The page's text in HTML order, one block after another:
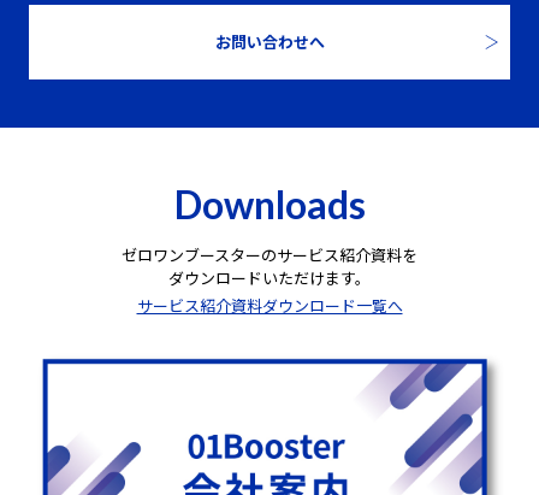
お問い合わせへ
Downloads
ゼロワンブースターのサービス紹介資料を
ダウンロードいただけます。
サービス紹介資料ダウンロード一覧へ